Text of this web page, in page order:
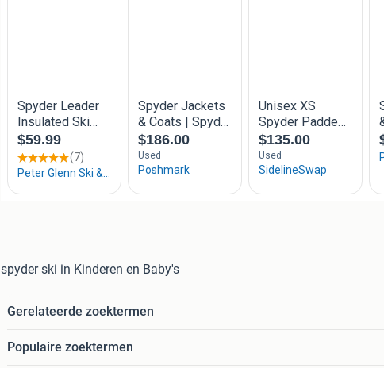
spyder ski in Kinderen en Baby's
Gerelateerde zoektermen
Populaire zoektermen